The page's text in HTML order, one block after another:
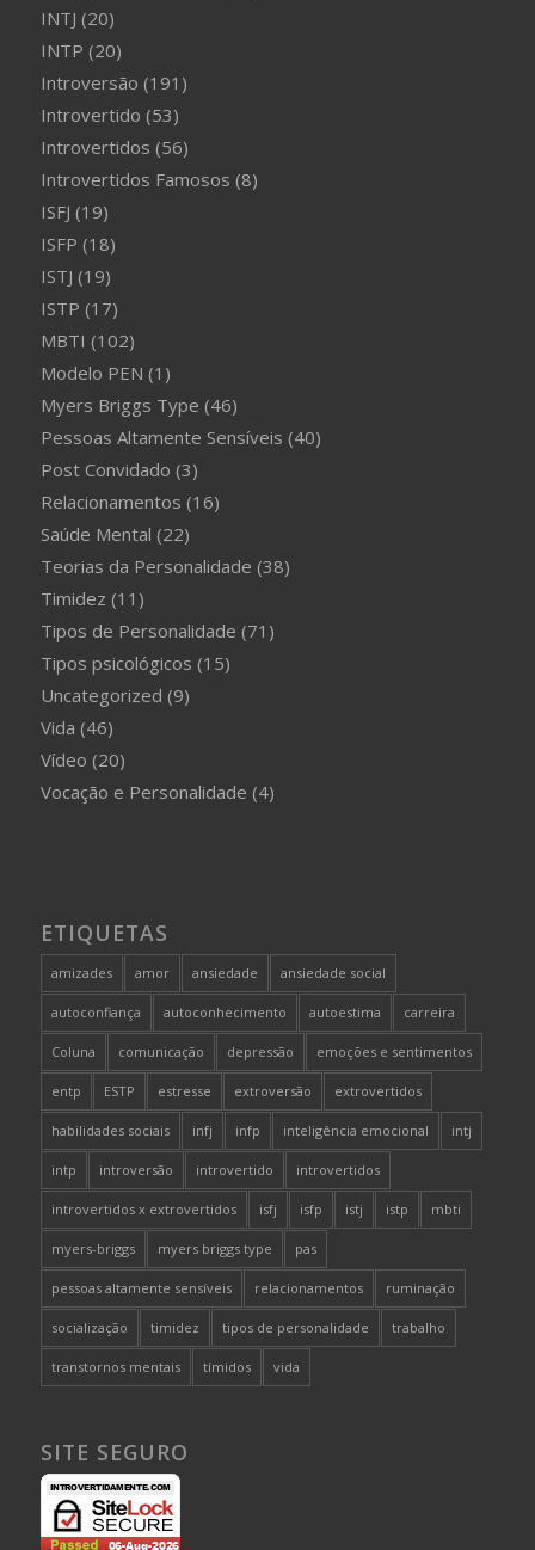
INTJ (20)
INTP (20)
Introversão (191)
Introvertido (53)
Introvertidos (56)
Introvertidos Famosos (8)
ISFJ (19)
ISFP (18)
ISTJ (19)
ISTP (17)
MBTI (102)
Modelo PEN (1)
Myers Briggs Type (46)
Pessoas Altamente Sensíveis (40)
Post Convidado (3)
Relacionamentos (16)
Saúde Mental (22)
Teorias da Personalidade (38)
Timidez (11)
Tipos de Personalidade (71)
Tipos psicológicos (15)
Uncategorized (9)
Vida (46)
Vídeo (20)
Vocação e Personalidade (4)
ETIQUETAS
amizades amor ansiedade ansiedade social
autoconfiança autoconhecimento autoestima carreira
Coluna comunicação depressão emoções e sentimentos
entp ESTP estresse extroversão extrovertidos
habilidades sociais infj infp inteligência emocional intj
intp introversão introvertido introvertidos
introvertidos x extrovertidos isfj isfp istj istp mbti
myers-briggs myers briggs type pas
pessoas altamente sensíveis relacionamentos ruminação
socialização timidez tipos de personalidade trabalho
transtornos mentais tímidos vida
SITE SEGURO